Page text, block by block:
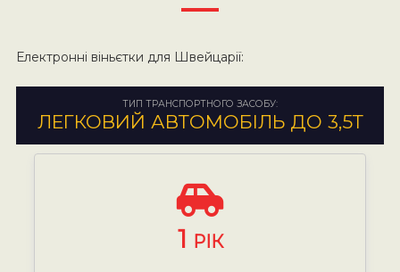
Електронні віньєтки для Швейцарії:
ТИП ТРАНСПОРТНОГО ЗАСОБУ:
ЛЕГКОВИЙ АВТОМОБІЛЬ ДО 3,5Т
1 РІК